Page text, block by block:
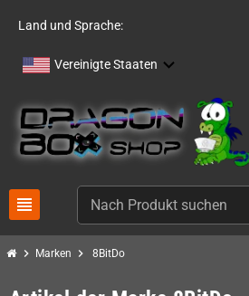
Land und Sprache:
Vereinigte Staaten
view_headline
chevron_right Marken chevron_right 8BitDo